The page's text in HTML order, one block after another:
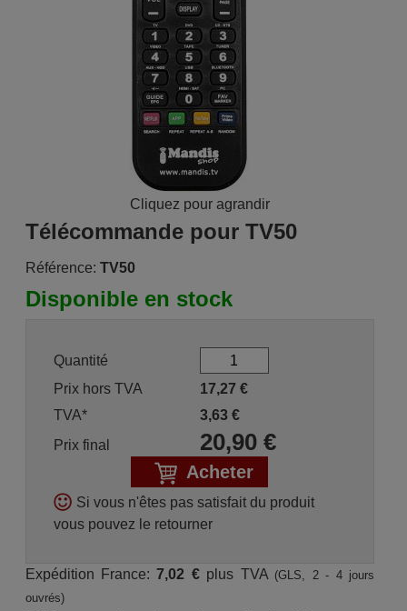
Cliquez pour agrandir
Télécommande pour TV50
Référence: TV50
Disponible en stock
Quantité
Prix hors TVA
17,27 €
TVA*
3,63€
Prix final
20,90€
Acheter
Si vous n'êtes pas satisfait du produit
vous pouvez le retourner
Expédition France:7,02 €plus TVA (GLS, 2 - 4 jours
ouvrés)